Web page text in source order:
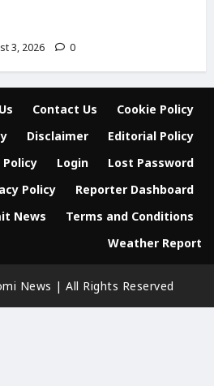
3, 2026 0
Contact Us
Cookie Policy
Disclaimer
Editorial Policy
Policy
Login
Lost Password
Policy
Reporter Dashboard
News
Terms and Conditions
Weather Report